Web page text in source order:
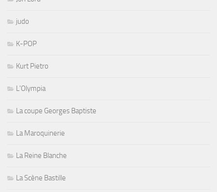
judo
K-POP
Kurt Pietro
L'Olympia
La coupe Georges Baptiste
La Maroquinerie
La Reine Blanche
La Scène Bastille